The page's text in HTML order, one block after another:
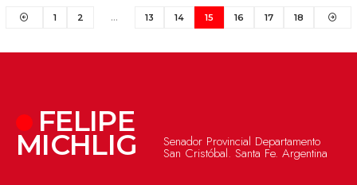
1 2 … 13 14 15 16 17 18
FELIPE
MICHLIG Senador Provincial Departamento
San Cristóbal. Santa Fe. Argentina